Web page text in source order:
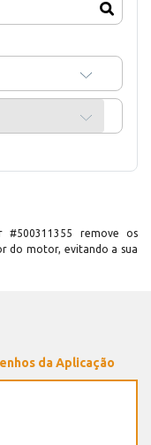
remove os
do motor, evitando a sua
da Aplicação